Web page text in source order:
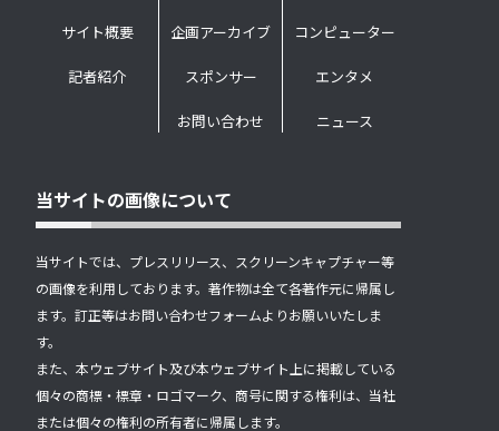
サイト概要
記者紹介
企画アーカイブ
スポンサー
お問い合わせ
コンピューター
エンタメ
ニュース
当サイトの画像について
当サイトでは、プレスリリース、スクリーンキャプチャー等
の画像を利用しております。著作物は全て各著作元に帰属し
ます。訂正等はお問い合わせフォームよりお願いいたしま
す。
また、本ウェブサイト及び本ウェブサイト上に掲載している
個々の商標・標章・ロゴマーク、商号に関する権利は、当社
または個々の権利の所有者に帰属します。